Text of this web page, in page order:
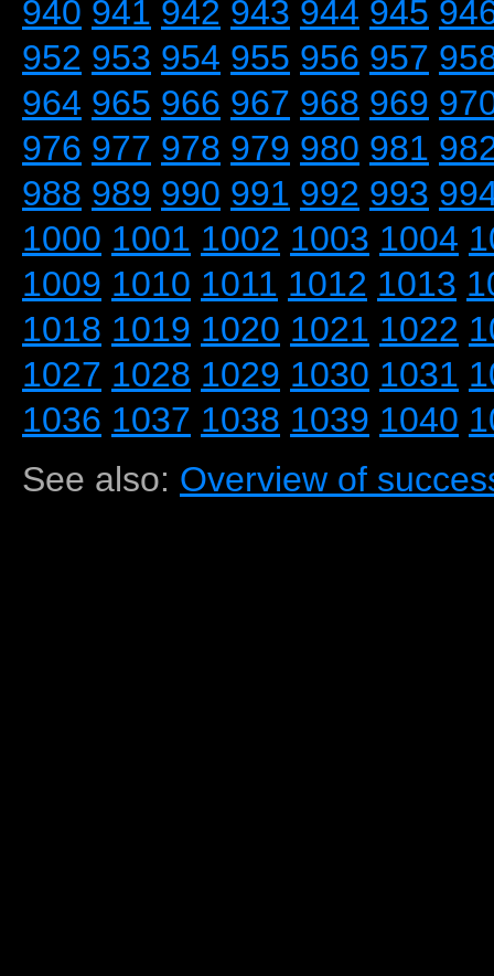
940 941 942 943 944 945
952 953 954 955 956 957
964 965 966 967 968 969
976 977 978 979 980 981
988 989 990 991 992 993
1000 1001 1002 1003 1004
1009 1010 1011 1012 1013
1018 1019 1020 1021 1022
1027 1028 1029 1030 1031
1036 1037 1038 1039 1040
See also: Overview of